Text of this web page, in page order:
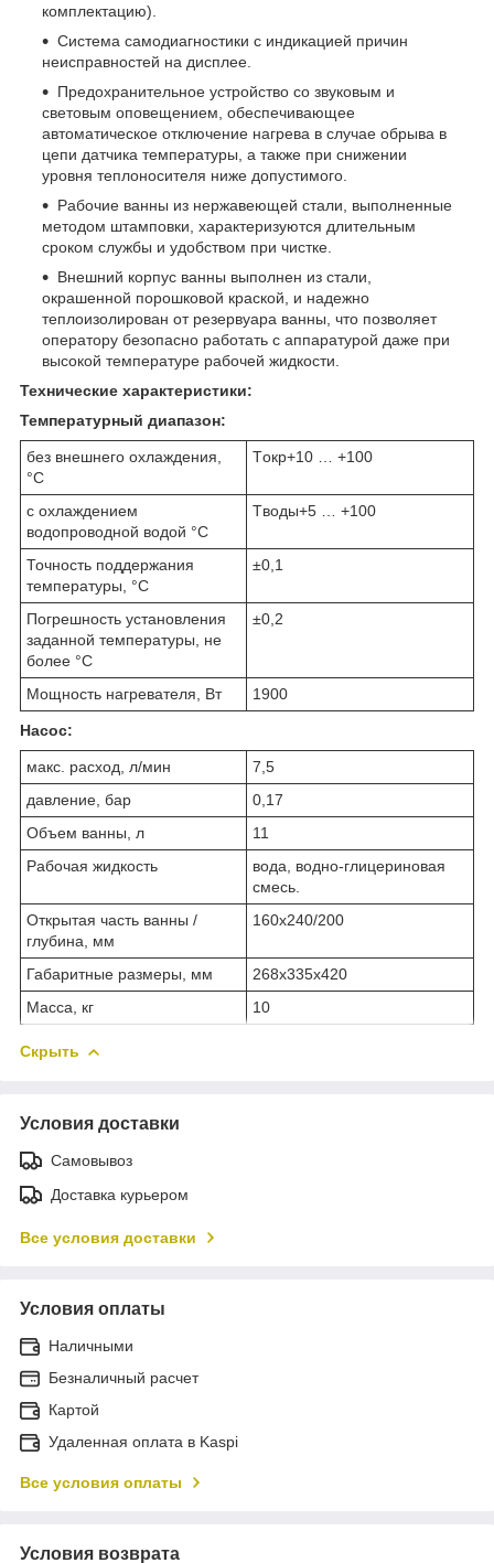
комплектацию).
Система самодиагностики с индикацией причин
неисправностей на дисплее.
Предохранительное устройство со звуковым и
световым оповещением, обеспечивающее
автоматическое отключение нагрева в случае обрыва в
цепи датчика температуры, а также при снижении
уровня теплоносителя ниже допустимого.
Рабочие ванны из нержавеющей стали, выполненные
методом штамповки, характеризуются длительным
сроком службы и удобством при чистке.
Внешний корпус ванны выполнен из стали,
окрашенной порошковой краской, и надежно
теплоизолирован от резервуара ванны, что позволяет
оператору безопасно работать с аппаратурой даже при
высокой температуре рабочей жидкости.
Технические характеристики:
Температурный диапазон:
без внешнего охлаждения,
°С
Tокр+10 … +100
с охлаждением
водопроводной водой °С
Tводы+5 … +100
Точность поддержания
температуры, °С
±0,1
Погрешность установления
заданной температуры, не
более °С
±0,2
Мощность нагревателя, Вт 1900
Насос:
макс. расход, л/мин
7,5
давление, бар
0,17
Объем ванны, л
11
Рабочая жидкость
вода, водно-глицериновая
смесь.
Открытая часть ванны /
глубина, мм
160х240/200
Габаритные размеры, мм
268х335х420
Масса, кг
10
Скрыть
Условия доставки
Самовывоз
Доставка курьером
Все условия доставки
Условия оплаты
Наличными
Безналичный расчет
Картой
Удаленная оплата в Kaspi
Все условия оплаты
Условия возврата